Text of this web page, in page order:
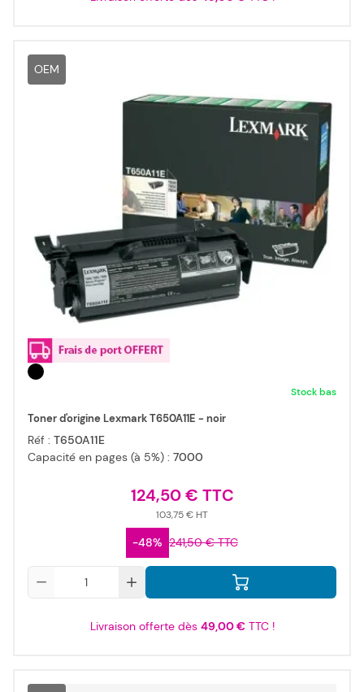
OEM
Stock bas
Toner d'origine Lexmark T650A11E - noir
Réf : T650A11E
Capacité en pages (à 5%) : 7000
124,50 €
103,75 €
-48% 241,50 €
Livraison offerte dès 49,00 €TTC !